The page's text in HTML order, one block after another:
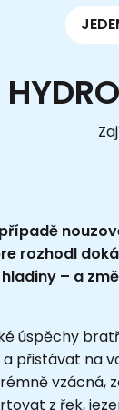
rozhodl
– a
úspěchy
přistávat na
vzácná,
z řek,